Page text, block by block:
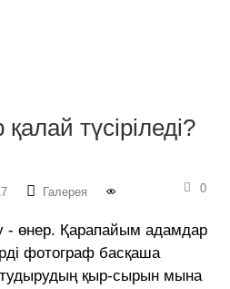
түсіріледі?
Галерея 0
- өнер. Қарапайым адамдар
фотограф басқаша
тудырудың қыр-сырын мына